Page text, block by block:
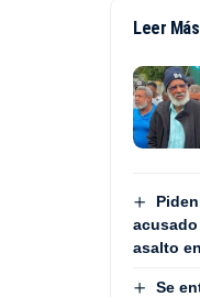
Leer Más
asalto
Se